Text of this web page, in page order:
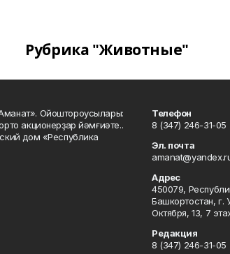
Рубрика "Животные"
Ойоштороусылары:
акционерҙар йәмғиәте..
дом «Республика
Телефон
8 (347) 246-31-05
Эл. почта
Адрес
450079,
Башкортостан, г.
Октября, 13, 7
Редакция
8 (347) 246-31-05